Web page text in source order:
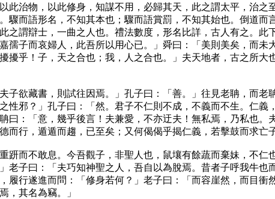
治物，以此修身，知謀不用，必歸其天，此之謂太平，治之
而語形名，不知其本也；驟而語賞罰，不知其始也。倒道而
謂辯士，一曲之人也。禮法數度，形名比詳，古人有之。此
子而哀婦人，此吾所以用心已。」舜曰：「美則美矣，而未
乎！子，天之合也；我，人之合也。」夫天地者，古之所大
藏書，則試往因焉。」孔子曰：「善。」往見老聃，而老
邪？」孔子曰：「然。君子不仁則不成，不義而不生。仁義
曰：「意，幾乎後言！夫兼愛，不亦迂夫！無私焉，乃私也。
行，遁遁而趨，已至矣；又何偈偈乎揭仁義，若擊鼓而求亡
而不敢息。今吾觀子，非聖人也，鼠壤有餘蔬而棄妹，不仁
子曰：「夫巧知神聖之人，吾自以為脫焉。昔者子呼我牛也
行遂進而問：「修身若何？」老子曰：「而容崖然，而目衝
，其名為竊。」